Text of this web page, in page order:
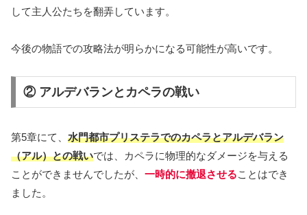
して主人公たちを翻弄しています。
今後の物語での攻略法が明らかになる可能性が高いです。
② アルデバランとカペラの戦い
第5章にて、 水門都市プリステラでのカペラとアルデバラン
（アル）との戦いでは、カペラに物理的なダメージを与える
ことができませんでしたが、 一時的に撤退させることはでき
ました。